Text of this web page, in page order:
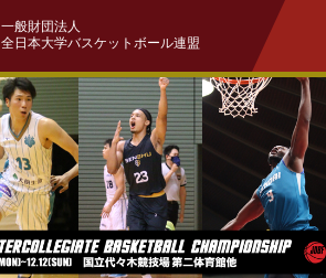
一般財団法人
全日本大学バスケットボール連盟